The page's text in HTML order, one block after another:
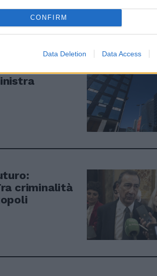
CONFIRM
Data Deletion Data Access
Milano e il
criminalità